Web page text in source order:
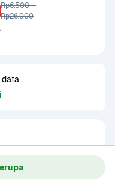
Rp6.500 -
Rp26.000
data
tanpa gula dengan
dan
ingin menikmati soda